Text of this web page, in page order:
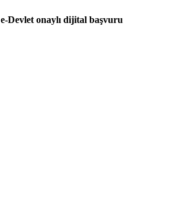
e-Devlet onaylı dijital başvuru